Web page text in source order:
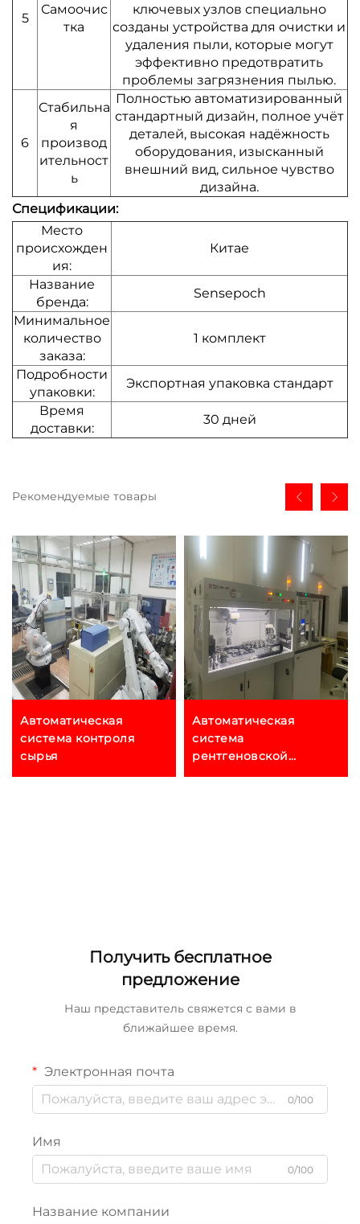
5
Самоочис
тка
ключевых узлов специально
созданы устройства для очистки и
удаления пыли, которые могут
эффективно предотвратить
проблемы загрязнения пылью.
6
Стабильна
я
производ
ительност
ь
Полностью автоматизированный
стандартный дизайн, полное учёт
деталей, высокая надёжность
оборудования, изысканный
внешний вид, сильное чувство
дизайна.
Спецификации:
Место
происхожден
ия:
Китае
Название
бренда:
Sensepoch
Минимальное
количество
заказа:
1 комплект
Подробности
упаковки:
Экспортная упаковка стандарт
Время
доставки:
30 дней
Рекомендуемые товары
Автоматическая
система контроля
сырья
Автоматическая
система
рентгеновской
fluorescenционального
Получить бесплатное
предложение
Наш представитель свяжется с вами в
ближайшее время.
Электронная почта
0/100
Имя
0/100
Название компании